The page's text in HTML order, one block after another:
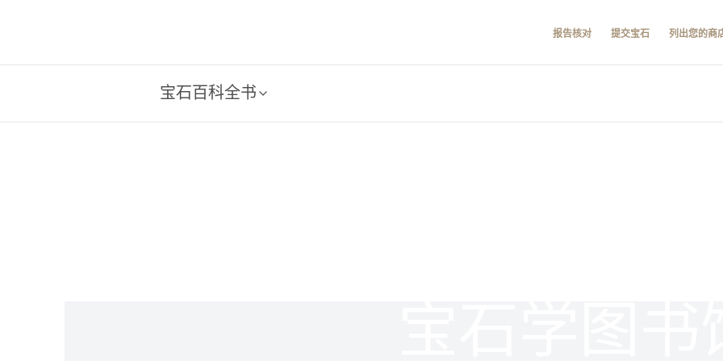
报告核对 提交宝石 列出您的商
宝石百科全书